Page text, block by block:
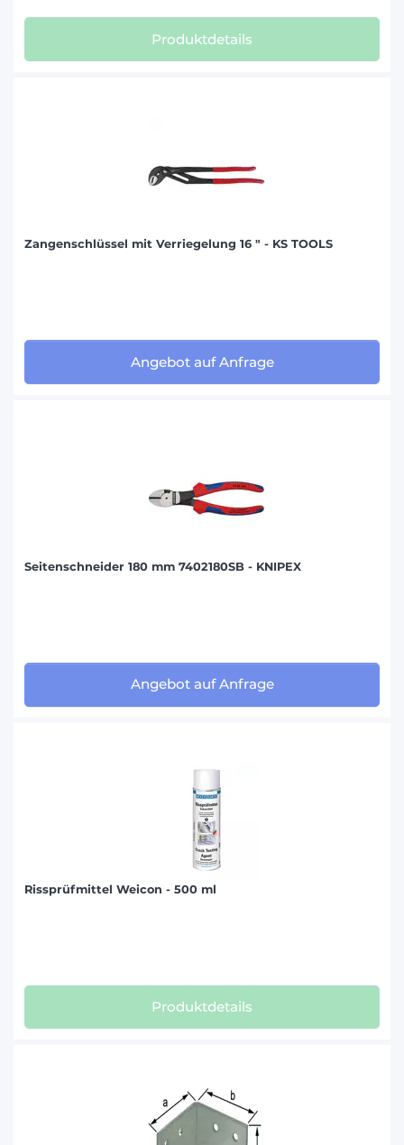
Produktdetails
Zangenschlüssel mit Verriegelung 16 " - KS TOOLS
Angebot auf Anfrage
Seitenschneider 180 mm 7402180SB - KNIPEX
Angebot auf Anfrage
Rissprüfmittel Weicon - 500 ml
Produktdetails